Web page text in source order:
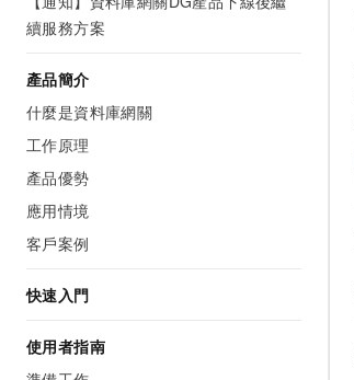
續服務方案
產品簡介
什麼是資料庫網關
工作原理
產品優勢
應用情境
客戶案例
快速入門
使用者指南